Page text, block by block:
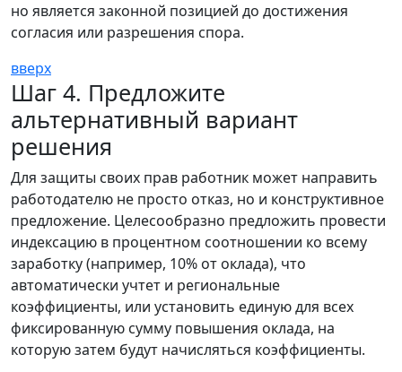
но является законной позицией до достижения
согласия или разрешения спора.
вверх
Шаг 4. Предложите
альтернативный вариант
решения
Для защиты своих прав работник может направить
работодателю не просто отказ, но и конструктивное
предложение. Целесообразно предложить провести
индексацию в процентном соотношении ко всему
заработку (например, 10% от оклада), что
автоматически учтет и региональные
коэффициенты, или установить единую для всех
фиксированную сумму повышения оклада, на
которую затем будут начисляться коэффициенты.